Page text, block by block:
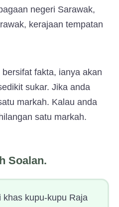
negeri Sarawak,
kerajaan tempatan
fakta, ianya akan
sukar. Jika anda
markah. Kalau anda
satu markah.
Soalan.
khas kupu-kupu Raja